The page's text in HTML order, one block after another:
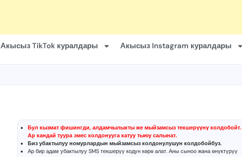
Акысыз TikTok куралдары Акысыз Instagram куралдары
Бул кызмат фишингди, алдамчылыкты же мыйзамсыз текшерүүнү колдобойт.
Ар кандай туура эмес колдонууга катуу тыюу салынат.
Биз убактылуу номурлардын мыйзамсыз колдонулушун колдобойбуз.
Ар бир адам убактылуу SMS текшерүү кодун көрө алат. Аны сыноо жана өнүктүрүү